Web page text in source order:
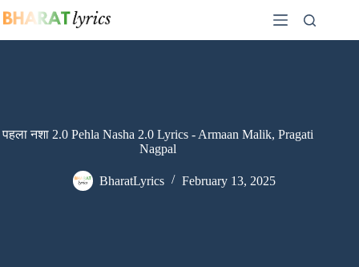
to
पहला नशा 2.0 Pehla Nasha 2.0 Lyrics - Armaan Malik, Pragati
Nagpal
BharatLyrics February 13, 2025